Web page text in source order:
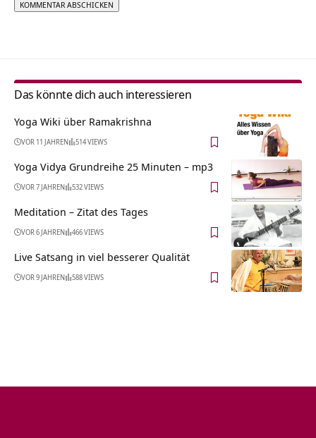
Das könnte dich auch interessieren
Yoga Wiki über Ramakrishna
VOR 11 JAHREN 514 VIEWS
Yoga Vidya Grundreihe 25 Minuten – mp3
VOR 7 JAHREN 532 VIEWS
Meditation – Zitat des Tages
VOR 6 JAHREN 466 VIEWS
Live Satsang in viel besserer Qualität
VOR 9 JAHREN 588 VIEWS